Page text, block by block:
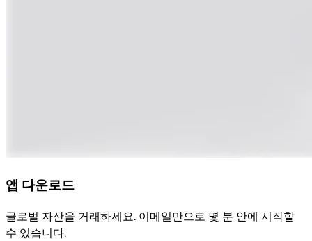
앱 다운로드
글로벌 자산을 거래하세요. 이메일만으로 몇 분 안에 시작할
수 있습니다.